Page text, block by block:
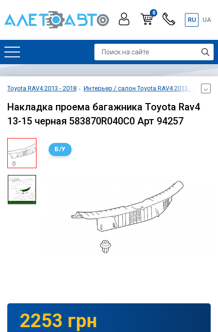
0
RU UA
Toyota RAV4 2013 - 2018 Интерьер / салон Toyota RAV4 2013 - 2018
Накладка проема багажника Toyota Rav4
13-15 черная 583870R040C0 Арт 94257
Б/У
2253 грн